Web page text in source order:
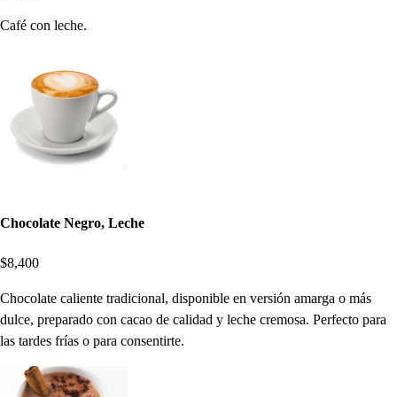
Café con leche.
Chocolate Negro, Leche
$8,400
Chocolate caliente tradicional, disponible en versión amarga o más
dulce, preparado con cacao de calidad y leche cremosa. Perfecto para
las tardes frías o para consentirte.